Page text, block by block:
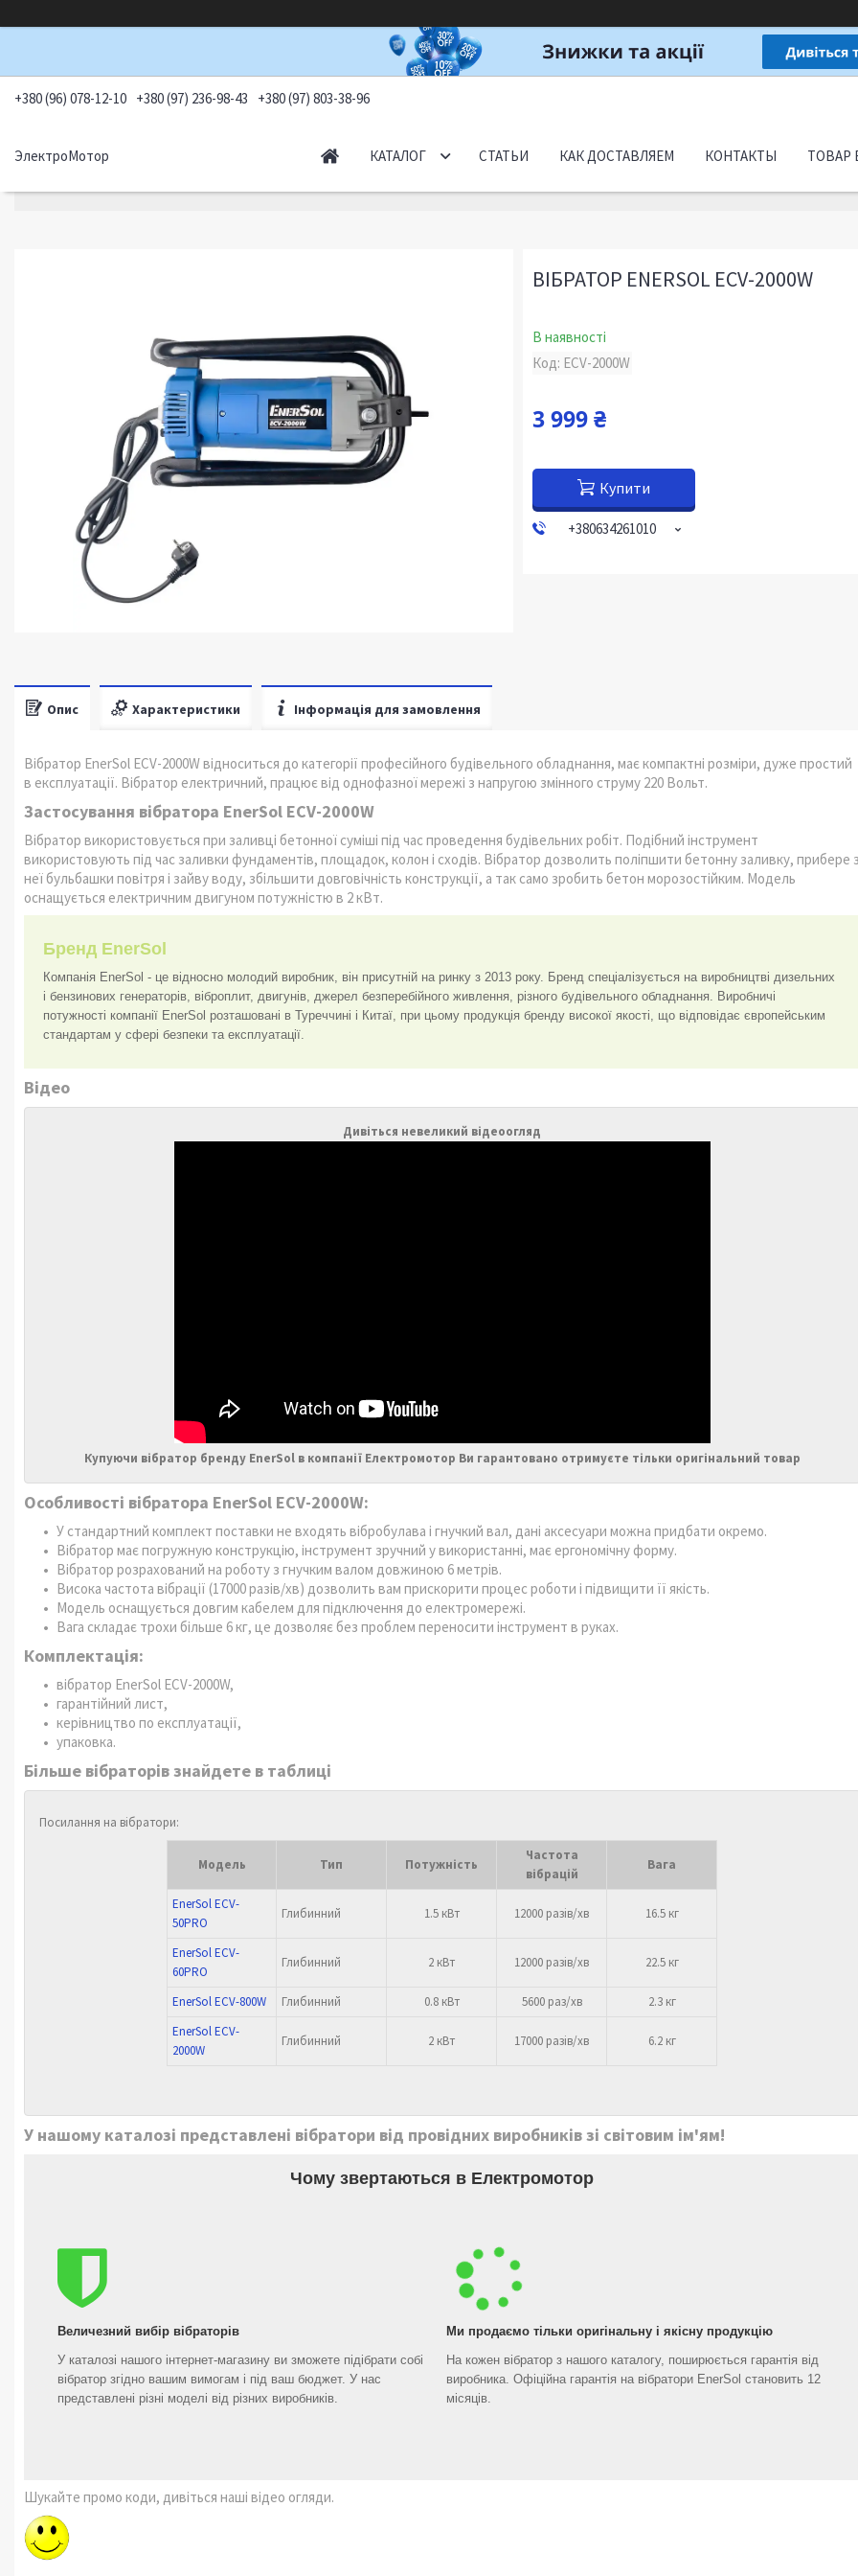
+380 (96) 078-12-10 +380 (97) 236-98-43 +380 (97) 803-38-96
ЭлектроМотор КАТАЛОГ СТАТЬИ КАК ДОСТАВЛЯЕМ КОНТАКТЫ ТОВАР
ВІБРАТОР ENERSOL ECV-2000W
В наявності
Код: ECV-2000W
3 999 ₴
Купити
+380634261010
Опис Характеристики Інформація для замовлення
Вібратор EnerSol ECV-2000W відноситься до категорії професійного будівельного обладнання, має компактні розміри, дуже простий
в експлуатації. Вібратор електричний, працює від однофазної мережі з напругою змінного струму 220 Вольт.
Застосування вібратора EnerSol ECV-2000W
Вібратор використовується при заливці бетонної суміші під час проведення будівельних робіт. Подібний інструмент
використовують під час заливки фундаментів, площадок, колон і сходів. Вібратор дозволить поліпшити бетонну заливку, прибере
неї бульбашки повітря і зайву воду, збільшити довговічність конструкції, а так само зробить бетон морозостійким. Модель
оснащується електричним двигуном потужністю в 2 кВт.
Бренд EnerSol
Компанія EnerSol - це відносно молодий виробник, він присутній на ринку з 2013 року. Бренд спеціалізується на виробництві дизельних
і бензинових генераторів, віброплит, двигунів, джерел безперебійного живлення, різного будівельного обладнання. Виробничі
потужності компанії EnerSol розташовані в Туреччині і Китаї, при цьому продукція бренду високої якості, що відповідає європейським
стандартам у сфері безпеки та експлуатації.
Відео
Дивіться невеликий відеоогляд
Купуючи вібратор бренду EnerSol в компанії Електромотор Ви гарантовано отримуєте тільки оригінальний товар
Особливості вібратора EnerSol ECV-2000W:
У стандартний комплект поставки не входять вібробулава і гнучкий вал, дані аксесуари можна придбати окремо.
Вібратор має погружную конструкцію, інструмент зручний у використанні, має ергономічну форму.
Вібратор розрахований на роботу з гнучким валом довжиною 6 метрів.
Висока частота вібрації (17000 разів/хв) дозволить вам прискорити процес роботи і підвищити її якість.
Модель оснащується довгим кабелем для підключення до електромережі.
Вага складає трохи більше 6 кг, це дозволяє без проблем переносити інструмент в руках.
Комплектація:
вібратор EnerSol ECV-2000W,
гарантійний лист,
керівництво по експлуатації,
упаковка.
Більше вібраторів знайдете в таблиці
Посилання на вібратори:
Модель Тип Потужність
Частота
вібрацій
Вага
EnerSol ECV-
50PRO
Глибинний 1.5 кВт 12000 разів/хв 16.5 кг
EnerSol ECV-
60PRO
Глибинний 2 кВт 12000 разів/хв 22.5 кг
EnerSol ECV-800W Глибинний 0.8 кВт 5600 раз/хв
2.3 кг
EnerSol ECV-
2000W
Глибинний 2 кВт 17000 разів/хв 6.2 кг
У нашому каталозі представлені вібратори від провідних виробників зі світовим ім'ям!
Чому звертаються в Електромотор
Величезний вибір вібраторів
У каталозі нашого інтернет-магазину ви зможете підібрати собі
вібратор згідно вашим вимогам і під ваш бюджет. У нас
представлені різні моделі від різних виробників.
Ми продаємо тільки оригінальну і якісну продукцію
На кожен вібратор з нашого каталогу, поширюється гарантія від
виробника. Офіційна гарантія на вібратори EnerSol становить 12
місяців.
Шукайте промо коди, дивіться наші відео огляди.